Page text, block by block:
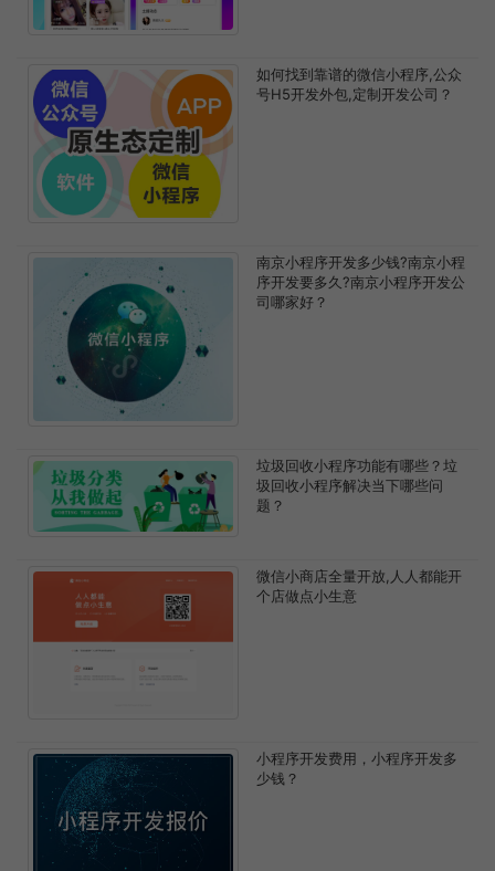
如何找到靠谱的微信小程序,公众
号H5开发外包,定制开发公司？
南京小程序开发多少钱?南京小程
序开发要多久?南京小程序开发公
司哪家好？
垃圾回收小程序功能有哪些？垃
圾回收小程序解决当下哪些问
题？
微信小商店全量开放,人人都能开
个店做点小生意
小程序开发费用，小程序开发多
少钱？